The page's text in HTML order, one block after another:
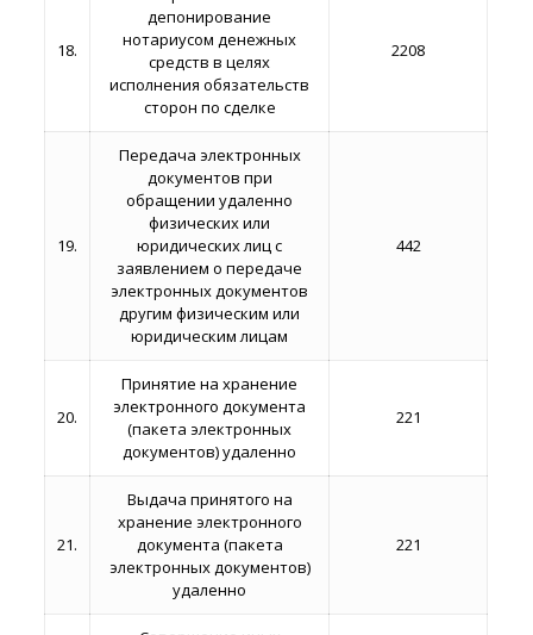
18.
депонирование
нотариусом денежных
средств в целях
исполнения обязательств
сторон по сделке
2208
19.
Передача электронных
документов при
обращении удаленно
физических или
юридических лиц с
заявлением о передаче
электронных документов
другим физическим или
юридическим лицам
442
20.
Принятие на хранение
электронного документа
(пакета электронных
документов) удаленно
221
21.
Выдача принятого на
хранение электронного
документа (пакета
электронных документов)
удаленно
221